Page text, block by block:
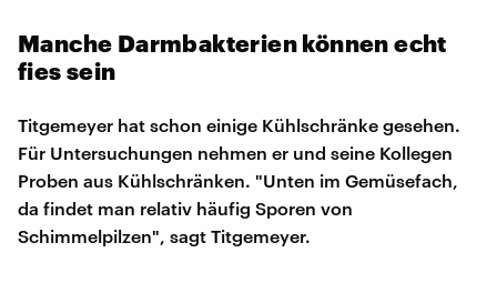
Manche Darmbakterien können echt
fies sein
Titgemeyer hat schon einige Kühlschränke gesehen.
Für Untersuchungen nehmen er und seine Kollegen
Proben aus Kühlschränken. "Unten im Gemüsefach,
da findet man relativ häufig Sporen von
Schimmelpilzen", sagt Titgemeyer.